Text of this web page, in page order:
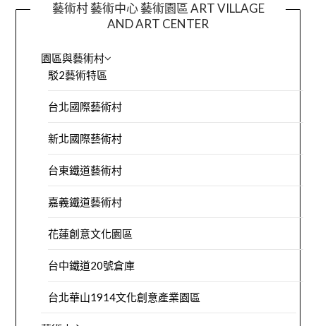
藝術村 藝術中心 藝術園區 ART VILLAGE
AND ART CENTER
園區與藝術村
駁2藝術特區
台北國際藝術村
新北國際藝術村
台東鐵道藝術村
嘉義鐵道藝術村
花蓮創意文化園區
台中鐵道20號倉庫
台北華山1914文化創意產業園區